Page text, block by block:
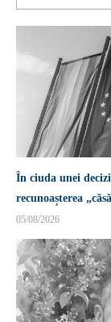
În ciuda unei
recunoașterea
05/08/2026